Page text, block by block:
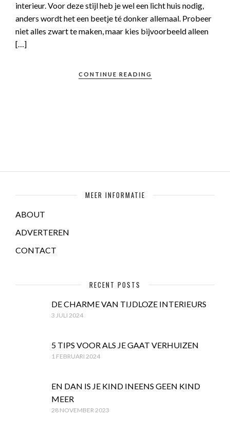
interieur. Voor deze stijl heb je wel een licht huis nodig,
anders wordt het een beetje té donker allemaal. Probeer
niet alles zwart te maken, maar kies bijvoorbeeld alleen
[…]
CONTINUE READING
MEER INFORMATIE
ABOUT
ADVERTEREN
CONTACT
RECENT POSTS
DE CHARME VAN TIJDLOZE INTERIEURS
3 JULI 2024
5 TIPS VOOR ALS JE GAAT VERHUIZEN
1 FEBRUARI 2024
EN DAN IS JE KIND INEENS GEEN KIND
MEER
28 NOVEMBER 2023